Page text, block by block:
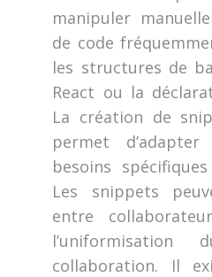
manipuler
de code
les structures de
React ou la
La création de
permet
besoins
Les snippets
entre
collaboration. Il